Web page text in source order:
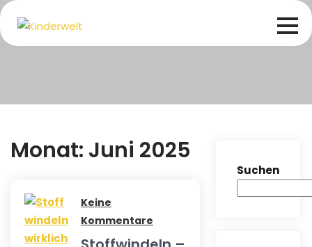
Skip
content
Monat: Juni 2025
Keine
Kommentare
Suchen